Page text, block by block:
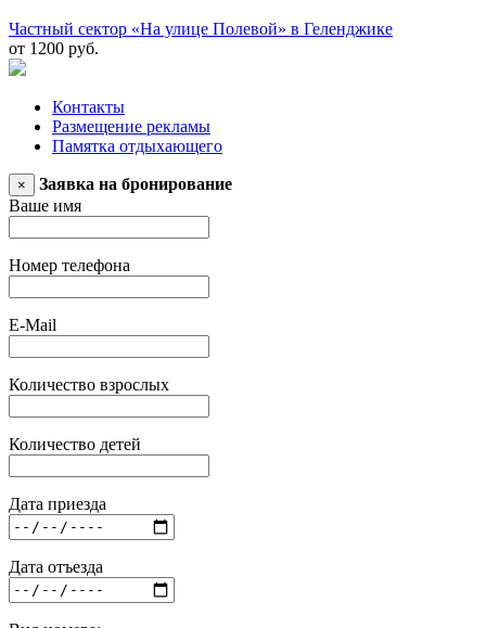
Частный сектор «На улице Полевой» в Геленджике
от 1200 руб.
Контакты
Размещение рекламы
Памятка отдыхающего
×
Заявка на бронирование
Ваше имя
Номер телефона
E-Mail
Количество взрослых
Количество детей
Дата приезда
Дата отъезда